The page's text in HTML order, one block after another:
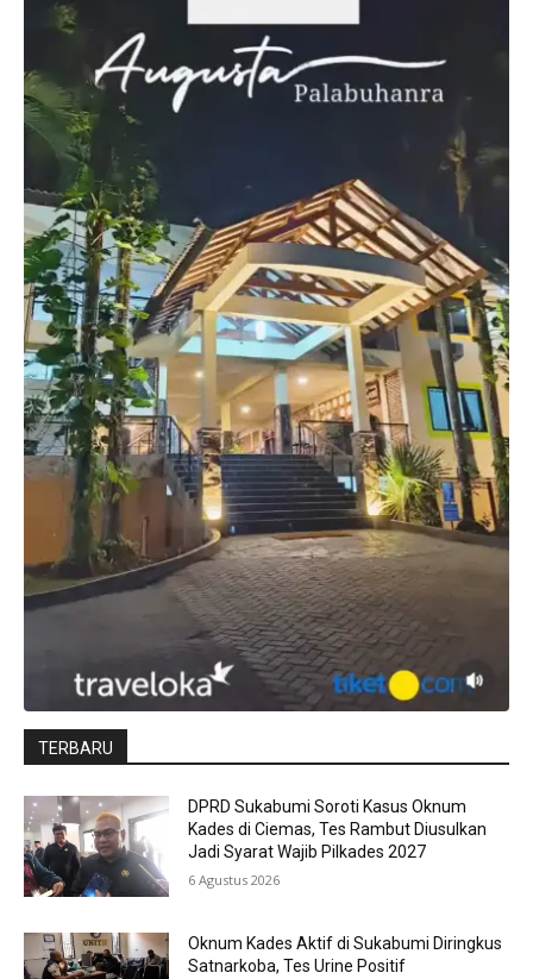
TERBARU
DPRD Sukabumi Soroti Kasus Oknum
Kades di Ciemas, Tes Rambut Diusulkan
Jadi Syarat Wajib Pilkades 2027
6 Agustus 2026
Oknum Kades Aktif di Sukabumi Diringkus
Satnarkoba, Tes Urine Positif